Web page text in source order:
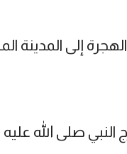
إلى المدينة
صلى الله